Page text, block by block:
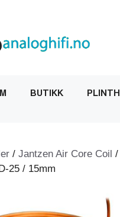
BUTIKK PLINTH
/ Jantzen Air Core Coil /
25 / 15mm